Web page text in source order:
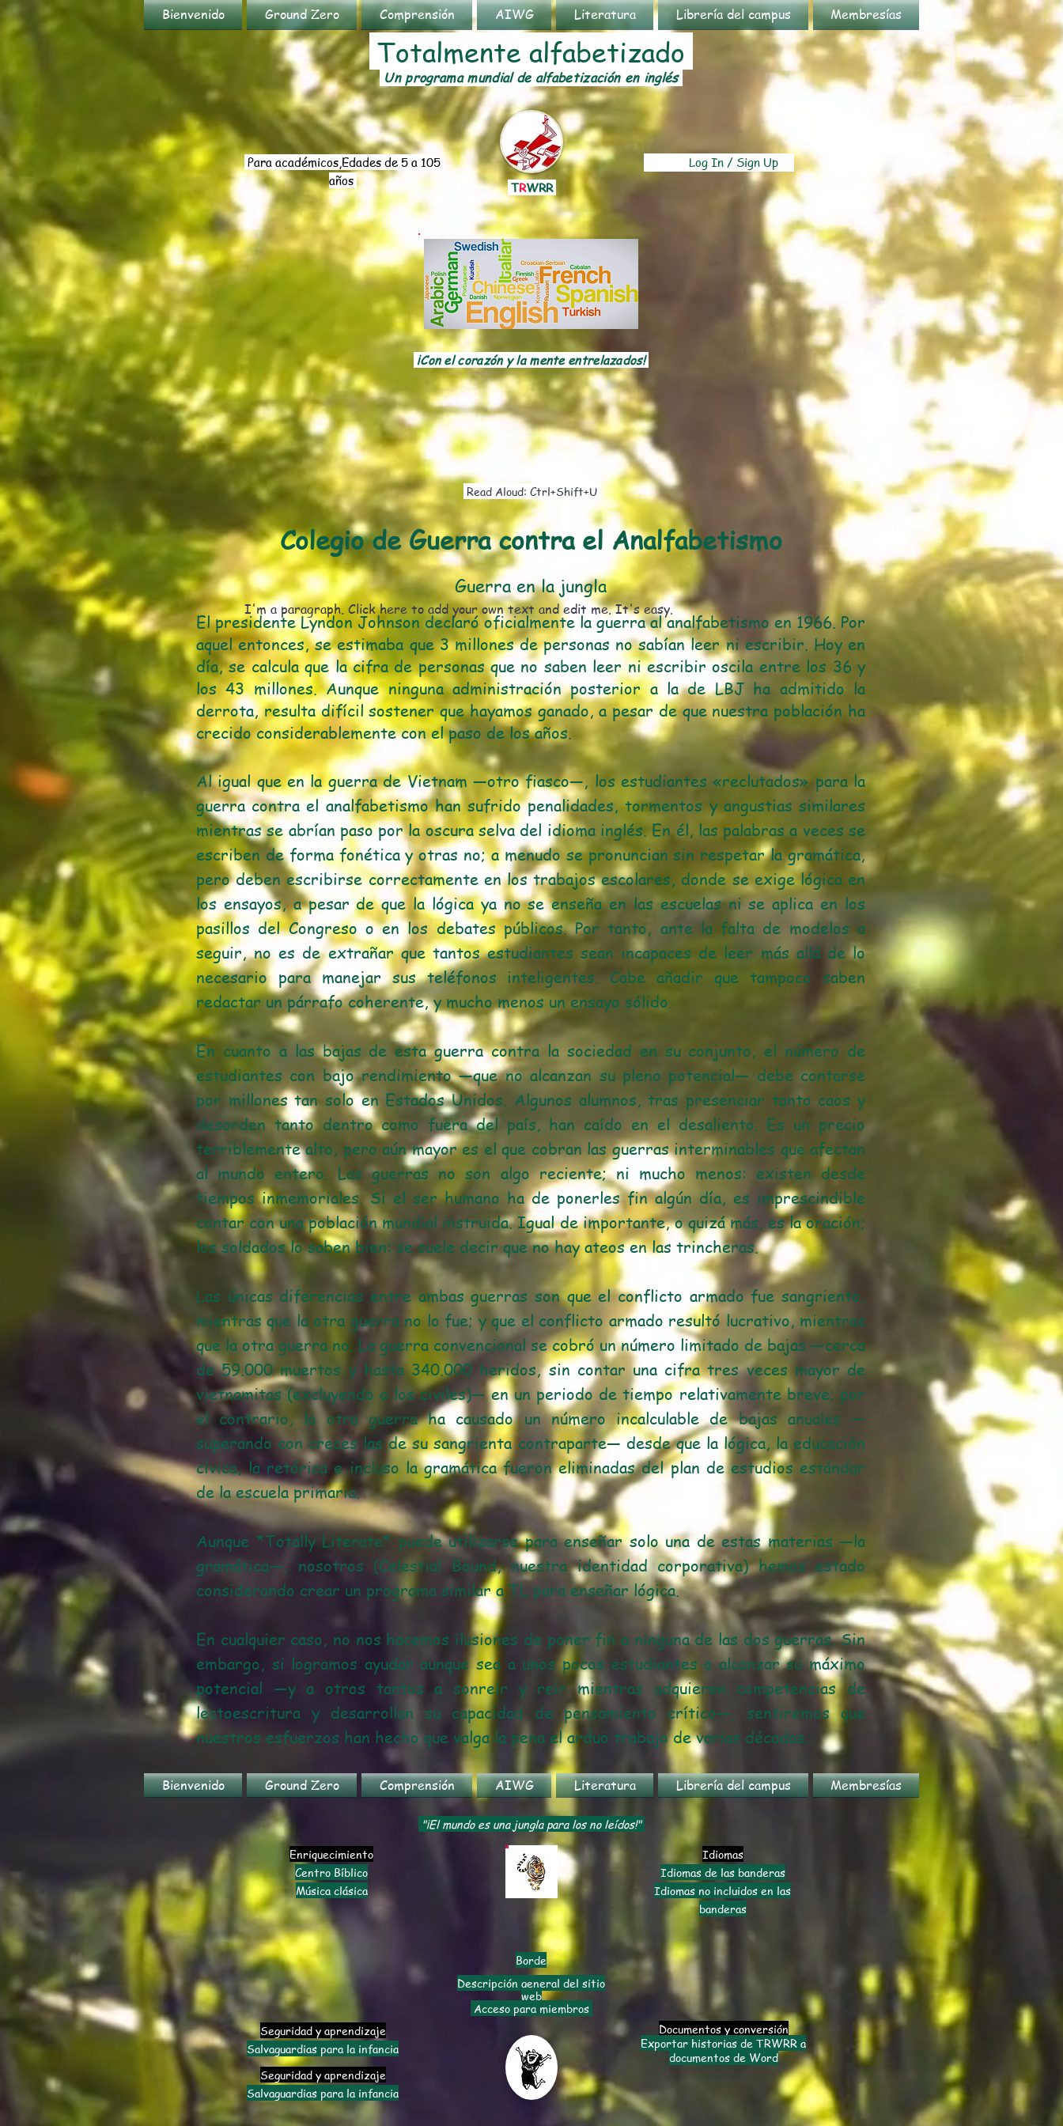
Bienvenido Ground Zero Comprensión AIWG Literatura Librería del campus Membresías
Un programa mundial de alfabetización en inglés
Totalmente alfabetizado
Para académicos,Edades de 5 a 105
años
TRWRR
Log In / Sign Up
¡Con el corazón y la mente entrelazados!
Read Aloud: Ctrl+Shift+U
Colegio de Guerra contra el Analfabetismo
Guerra en la jungla
​El presidente Lyndon Johnson declaró oficialmente la guerra al analfabetismo en 1966. Por
aquel entonces, se estimaba que 3 millones de personas no sabían leer ni escribir. Hoy en
día, se calcula que la cifra de personas que no saben leer ni escribir oscila entre los 36 y
los 43 millones. Aunque ninguna administración posterior a la de LBJ ha admitido la
derrota, resulta difícil sostener que hayamos ganado, a pesar de que nuestra población ha
crecido considerablemente con el paso de los años.
Al igual que en la guerra de Vietnam —otro fiasco—, los estudiantes «reclutados» para la
guerra contra el analfabetismo han sufrido penalidades, tormentos y angustias similares
mientras se abrían paso por la oscura selva del idioma inglés. En él, las palabras a veces se
escriben de forma fonética y otras no; a menudo se pronuncian sin respetar la gramática,
pero deben escribirse correctamente en los trabajos escolares, donde se exige lógica en
los ensayos, a pesar de que la lógica ya no se enseña en las escuelas ni se aplica en los
pasillos del Congreso o en los debates públicos. Por tanto, ante la falta de modelos a
seguir, no es de extrañar que tantos estudiantes sean incapaces de leer más allá de lo
necesario para manejar sus teléfonos inteligentes. Cabe añadir que tampoco saben
redactar un párrafo coherente, y mucho menos un ensayo sólido.
En cuanto a las bajas de esta guerra contra la sociedad en su conjunto, el número de
estudiantes con bajo rendimiento —que no alcanzan su pleno potencial— debe contarse
por millones tan solo en Estados Unidos. Algunos alumnos, tras presenciar tanto caos y
desorden tanto dentro como fuera del país, han caído en el desaliento. Es un precio
terriblemente alto, pero aún mayor es el que cobran las guerras interminables que afectan
al mundo entero. Las guerras no son algo reciente; ni mucho menos: existen desde
tiempos inmemoriales. Si el ser humano ha de ponerles fin algún día, es imprescindible
contar con una población mundial instruida. Igual de importante, o quizá más, es la oración;
los soldados lo saben bien: se suele decir que no hay ateos en las trincheras.
Las únicas diferencias entre ambas guerras son que el conflicto armado fue sangriento,
mientras que la otra guerra no lo fue; y que el conflicto armado resultó lucrativo, mientras
que la otra guerra no. La guerra convencional se cobró un número limitado de bajas —cerca
de 59.000 muertos y hasta 340.000 heridos, sin contar una cifra tres veces mayor de
vietnamitas (excluyendo a los civiles)— en un periodo de tiempo relativamente breve; por
el contrario, la otra guerra ha causado un número incalculable de bajas anuales —
superando con creces las de su sangrienta contraparte— desde que la lógica, la educación
cívica, la retórica e incluso la gramática fueron eliminadas del plan de estudios estándar
de la escuela primaria.
Aunque *Totally Literate* puede utilizarse para enseñar solo una de estas materias —la
gramática—, nosotros (Celestial Bound, nuestra identidad corporativa) hemos estado
considerando crear un programa similar a TL para enseñar lógica.
En cualquier caso, no nos hacemos ilusiones de poner fin a ninguna de las dos guerras. Sin
embargo, si logramos ayudar aunque sea a unos pocos estudiantes a alcanzar su máximo
potencial —y a otros tantos a sonreír y reír mientras adquieren competencias de
lectoescritura y desarrollan su capacidad de pensamiento crítico—, sentiremos que
nuestros esfuerzos han hecho que valga la pena el arduo trabajo de varias décadas.
I'm a paragraph. Click here to add your own text and edit me. It's easy.
Bienvenido Ground Zero Comprensión AIWG Literatura Librería del campus Membresías
"¡El mundo es una jungla para los no leídos!"
Enriquecimiento
Centro Bíblico
Música clásica
Idiomas
Idiomas de las banderas
Idiomas no incluidos en las
banderas
Borde
Descripción general del sitio
web
Acceso para miembros
Seguridad y aprendizaje
Salvaguardias para la infancia
Seguridad y aprendizaje
Salvaguardias para la infancia
Documentos y conversión
Exportar historias de TRWRR a
documentos de Word